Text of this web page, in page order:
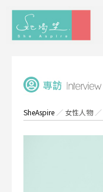
SheAspire ／ 女性人物／